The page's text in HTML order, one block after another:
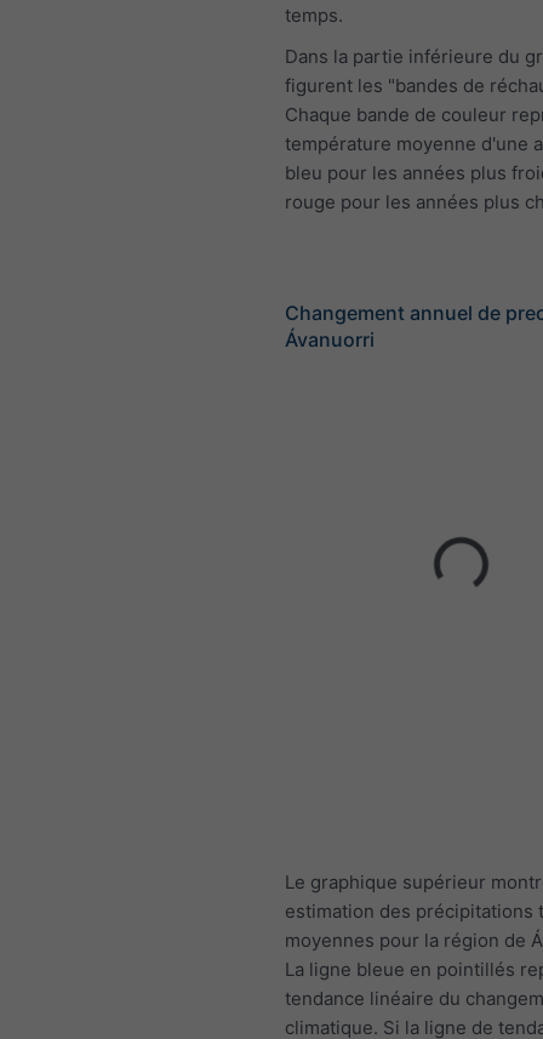
temps.
Dans la partie inférieure du
figurent les "bandes de
Chaque bande de couleur
température moyenne d'une
bleu pour les années plus
rouge pour les années plus
Changement annuel de
Ávanuorri
Le graphique supérieur
estimation des précipitations
moyennes pour la région de
La ligne bleue en pointillés
tendance linéaire du
climatique. Si la ligne de